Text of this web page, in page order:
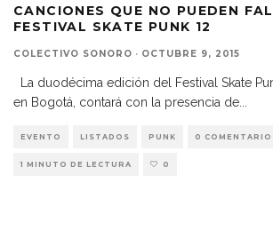
CANCIONES QUE NO PUEDEN
FESTIVAL SKATE PUNK 12
COLECTIVO SONORO · OCTUBRE 9, 2015
La duodécima edición del Festival Skate
en Bogotá, contará con la presencia de
EVENTO LISTADOS PUNK 0
1 MINUTO DE LECTURA 0